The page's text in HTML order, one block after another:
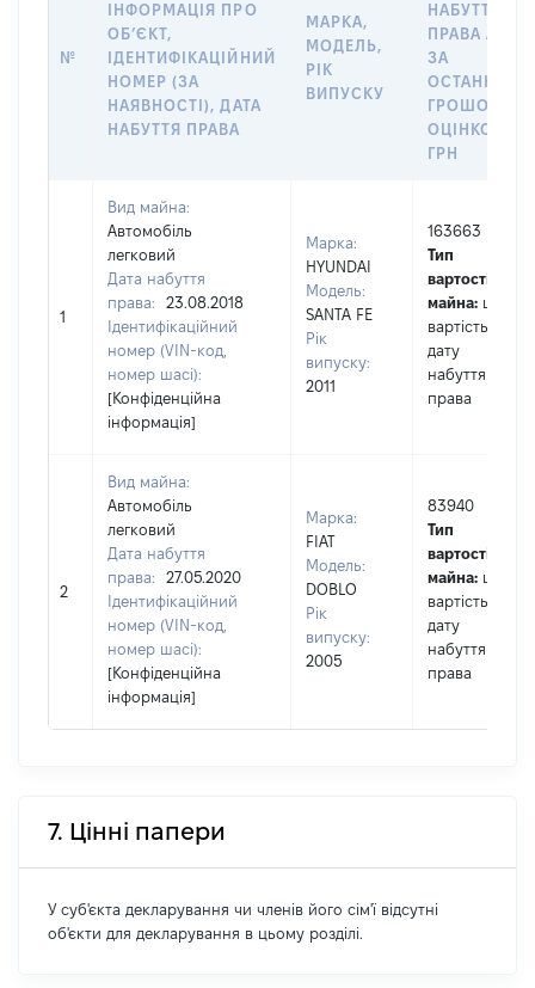
№
ІНФОРМАЦІЯ ПРО
ОБʼЄКТ,
ІДЕНТИФІКАЦІЙНИЙ
НОМЕР (ЗА
НАЯВНОСТІ), ДАТА
НАБУТТЯ ПРАВА
МАРКА,
МОДЕЛЬ,
РІК
ВИПУСКУ
НАБУТТЯ
ПРАВА АБО
ЗА
ГРОШОВОЮ
ОЦІНКОЮ,
ГРН
1
Вид майна:
Автомобіль
легковий
Дата набуття
права:
23.08.2018
Ідентифікаційний
номер (VIN-код,
номер шасі):
[Конфіденційна
інформація]
Марка:
HYUNDAI
Модель:
SANTA FE
Рік
випуску:
2011
163663
Тип
вартості
майна: це
вартість на
дату
набуття
права
2
Вид майна:
Автомобіль
легковий
Дата набуття
права:
27.05.2020
Ідентифікаційний
номер (VIN-код,
номер шасі):
[Конфіденційна
інформація]
Марка:
FIAT
Модель:
DOBLO
Рік
випуску:
2005
83940
Тип
вартості
майна: це
вартість на
дату
набуття
права
7. Цінні папери
У суб'єкта декларування чи членів його сім'ї відсутні
об'єкти для декларування в цьому розділі.